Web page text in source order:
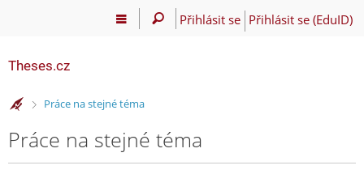
Přihlásit se Přihlásit se (EduID)
Theses.cz
>Práce na stejné téma
Práce na stejné téma